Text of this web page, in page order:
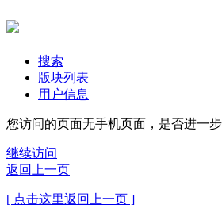
搜索
版块列表
用户信息
您访问的页面无手机页面，是否进一
继续访问
返回上一页
[ 点击这里返回上一页 ]